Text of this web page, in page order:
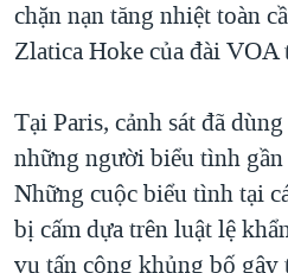
TRỊNH VĨNH BÌNH VS. CHÍNH
NGƯ DÂN VIỆT VÀ LÀN SÓNG
BÊN KIA QUỐC LỘ: TIẾNG
QUAN HỆ VIỆT MỸ
chặn nạn tăng nhiệt toàn
Zlatica Hoke của đài VOA
Tại Paris, cảnh sát đã
những người biểu tình
Những cuộc biểu tình tại
bị cấm dựa trên luật lệ
vụ tấn công khủng bố